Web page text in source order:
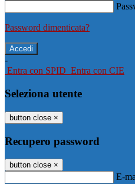
Password dimenticata?
-
Entra con SPID Entra con CIE
Seleziona utente
button close ×
Recupero password
button close ×
E-